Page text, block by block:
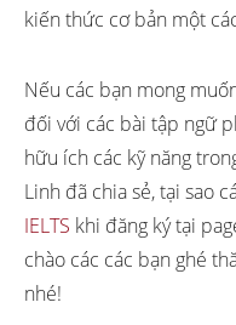
kiến thức cơ bản một
Nếu các bạn mong
đối với các bài tập ngữ
hữu ích các kỹ năng
Linh đã chia sẻ, tại sao
IELTS khi đăng ký tại
chào các các bạn ghé
nhé!